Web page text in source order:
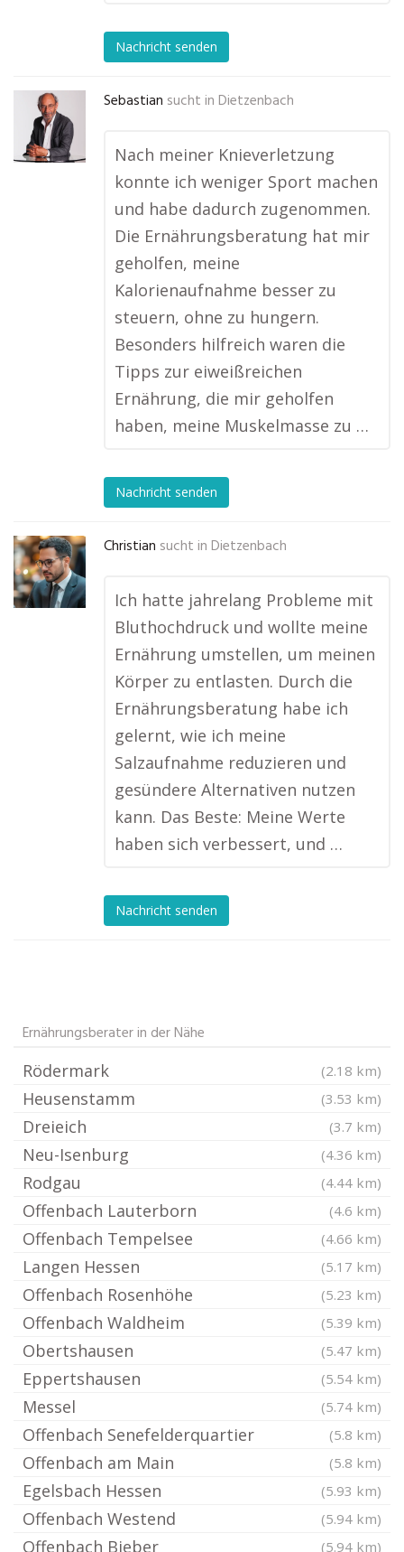
Nachricht senden
Sebastian sucht in Dietzenbach
Nach meiner Knieverletzung
konnte ich weniger Sport machen
und habe dadurch zugenommen.
Die Ernährungsberatung hat mir
geholfen, meine
Kalorienaufnahme besser zu
steuern, ohne zu hungern.
Besonders hilfreich waren die
Tipps zur eiweißreichen
Ernährung, die mir geholfen
haben, meine Muskelmasse zu …
Nachricht senden
Christian sucht in Dietzenbach
Ich hatte jahrelang Probleme mit
Bluthochdruck und wollte meine
Ernährung umstellen, um meinen
Körper zu entlasten. Durch die
Ernährungsberatung habe ich
gelernt, wie ich meine
Salzaufnahme reduzieren und
gesündere Alternativen nutzen
kann. Das Beste: Meine Werte
haben sich verbessert, und …
Nachricht senden
Ernährungsberater in der Nähe
Rödermark (2.18 km)
Heusenstamm (3.53 km)
Dreieich (3.7 km)
Neu-Isenburg (4.36 km)
Rodgau (4.44 km)
Offenbach Lauterborn (4.6 km)
Offenbach Tempelsee (4.66 km)
Langen Hessen (5.17 km)
Offenbach Rosenhöhe (5.23 km)
Offenbach Waldheim (5.39 km)
Obertshausen (5.47 km)
Eppertshausen (5.54 km)
Messel (5.74 km)
Offenbach Senefelderquartier (5.8 km)
Offenbach am Main (5.8 km)
Egelsbach Hessen (5.93 km)
Offenbach Westend (5.94 km)
Offenbach Bieber (5.94 km)